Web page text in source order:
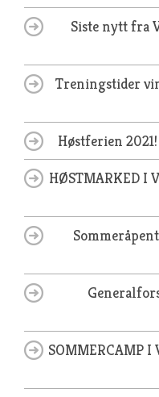
Siste nytt fra
Treningstider
Høstferien 2021!
HØSTMARKED I
SOMMERCAMP I